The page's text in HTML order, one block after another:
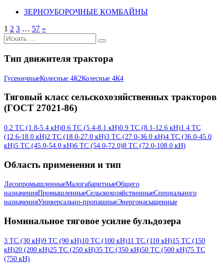
ЗЕРНОУБОРОЧНЫЕ КОМБАЙНЫ
1 2 3 … 57 »
Искать:
Тип движителя трактора
ГусеничныеКолесные 4К2Колесные 4К4
Тяговый класс сельскохозяйственных тракторов
(ГОСТ 27021-86)
0.2 ТС (1.8-5.4 кН)0.6 ТС (5.4-8.1 кН)0.9 ТС (8.1-12.6 кН)1.4 ТС
(12.6-18.0 кН)2 ТС (18.0-27.0 кН)3 ТС (27.0-36.0 кН)4 ТС (36.0-45.0
кН)5 ТС (45.0-54.0 кН)6 ТС (54.0-72.0)8 ТС (72.0-108.0 кН)
Область применения и тип
ЛесопромышленныеМалогабаритныеОбщего
назначенияПромышленныеСельскохозяйственныеСпециального
назначенияУниверсально-пропашныеЭнергонасыщенные
Номинальное тяговое усилие бульдозера
3 ТС (30 кН)9 ТС (90 кН)10 ТС (100 кН)11 ТС (110 кН)15 ТС (150
кН)20 (200 кН)25 ТС (250 кН)35 ТС (350 кН)50 ТС (500 кН)75 ТС
(750 кН)